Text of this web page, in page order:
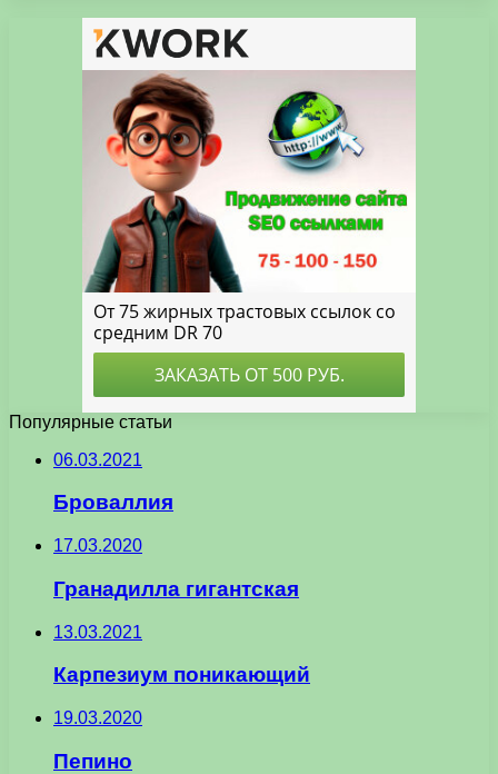
Популярные статьи
06.03.2021
Броваллия
17.03.2020
Гранадилла гигантская
13.03.2021
Карпезиум поникающий
19.03.2020
Пепино